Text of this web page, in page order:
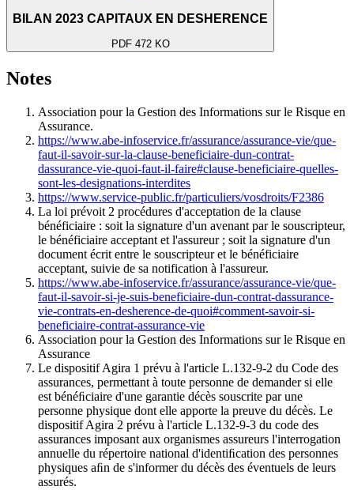
BILAN 2023 CAPITAUX EN DESHERENCE
PDF 472 KO
Notes
Association pour la Gestion des Informations sur le Risque en
Assurance.
https://www.abe-infoservice.fr/assurance/assurance-vie/que-
faut-il-savoir-sur-la-clause-beneficiaire-dun-contrat-
dassurance-vie-quoi-faut-il-faire#clause-beneficiaire-quelles-
sont-les-designations-interdites
https://www.service-public.fr/particuliers/vosdroits/F2386
La loi prévoit 2 procédures d'acceptation de la clause
bénéficiaire : soit la signature d'un avenant par le souscripteur,
le bénéficiaire acceptant et l'assureur ; soit la signature d'un
document écrit entre le souscripteur et le bénéficiaire
acceptant, suivie de sa notification à l'assureur.
https://www.abe-infoservice.fr/assurance/assurance-vie/que-
faut-il-savoir-si-je-suis-beneficiaire-dun-contrat-dassurance-
vie-contrats-en-desherence-de-quoi#comment-savoir-si-
beneficiaire-contrat-assurance-vie
Association pour la Gestion des Informations sur le Risque en
Assurance
Le dispositif Agira 1 prévu à l'article L.132-9-2 du Code des
assurances, permettant à toute personne de demander si elle
est bénéﬁciaire d'une garantie décès souscrite par une
personne physique dont elle apporte la preuve du décès. Le
dispositif Agira 2 prévu à l'article L.132-9-3 du code des
assurances imposant aux organismes assureurs l'interrogation
annuelle du répertoire national d'identiﬁcation des personnes
physiques aﬁn de s'informer du décès des éventuels de leurs
assurés.